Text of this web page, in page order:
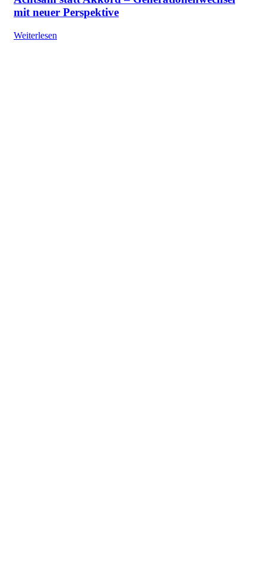
mit neuer Perspektive
Weiterlesen